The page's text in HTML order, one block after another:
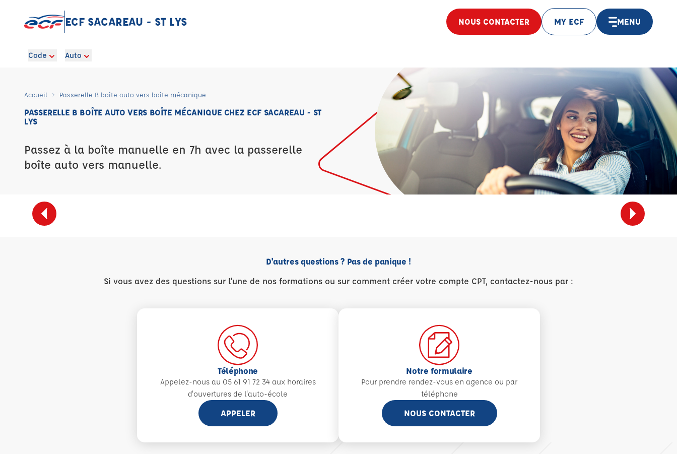
ECF SACAREAU - ST LYS NOUS CONTACTER MY ECF MENU
Code Auto
Accueil Passerelle B boîte auto vers boîte mécanique
PASSERELLE B BOÎTE AUTO VERS BOÎTE MÉCANIQUE CHEZ ECF SACAREAU - ST
LYS
Passez à la boîte manuelle en 7h avec la passerelle
boîte auto vers manuelle.
D'autres questions ? Pas de panique !
Si vous avez des questions sur l'une de nos formations ou sur comment créer votre compte CPT, contactez-nous par :
Téléphone
Appelez-nous au 05 61 91 72 34 aux horaires
d'ouvertures de l'auto-école
APPELER
Notre formulaire
Pour prendre rendez-vous en agence ou par
téléphone
NOUS CONTACTER